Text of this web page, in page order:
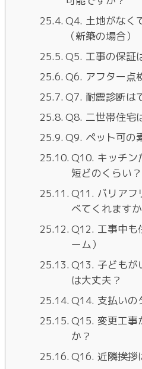
Q4. 土地がなく
（新築の場合）
Q5. 工事の保証
Q6. アフター点
Q7. 耐震診断は
Q8. 二世帯住宅
Q9. ペット可の
Q10. キッチン
短どのくらい？
Q11. バリアフ
べてくれます
Q12. 工事中も
ーム）
Q13. 子どもが
は大丈夫？
Q14. 支払いの
Q15. 変更工事
か？
Q16. 近隣挨拶